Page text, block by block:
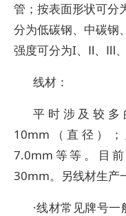
管；按表面形状可分
分为低碳钢、中碳钢
强度可分为I、Ⅱ、Ⅲ
线材：
平时涉及较多
10mm（直径）
7.0mm等等。目
30mm。另线材生产
·线材常见牌号